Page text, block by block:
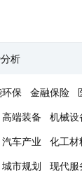
析
保 金融保险
高端装备 机械设
汽车产业 化工材
城市规划 现代服